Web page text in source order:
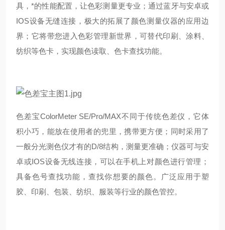
具，*的性能配置，让色彩测量更专业；通过蓝牙与安卓或
IOS设备无缝连接，极大的拓展了颜色测量仪器的应用边
界；它将带您进入色彩管理新世界，可替代印刷、涂料、
纺织等色卡，实现颜色读取、色卡查找功能。
色差宝ColorMeter SE/Pro/MAX不同于传统色差仪，它体
积小巧，能放在使用者的兜里，携带更方便；同时采用了
一般分光测色仪才有的D/8结构，测量更准确；仪器可与安
卓或IOS设备无线连接，可以在手机上对颜色进行管理；
具备色号查找功能，查找你想要的颜色。广泛应用于塑
胶、印刷、包装、纺织、服装等行业的颜色管控。